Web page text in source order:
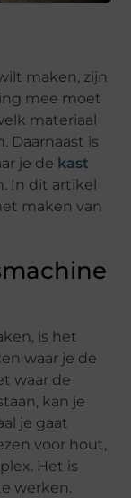
maken, zijn
mee moet
materiaal
Daarnaast is
je de kast
In dit artikel
maken van
is het
waar je de
waar de
kan je
je gaat
voor hout,
Het is
werken.